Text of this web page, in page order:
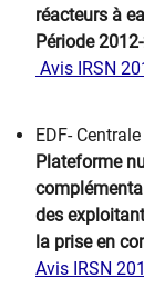
réacteurs à
Période
Avis IRSN
EDF-
Plateforme
des
la prise en
Avis IRSN